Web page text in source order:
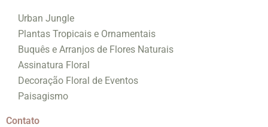
Urban Jungle
Plantas Tropicais e Ornamentais
Buquês e Arranjos de Flores Naturais
Assinatura Floral
Decoração Floral de Eventos
Paisagismo
Contato